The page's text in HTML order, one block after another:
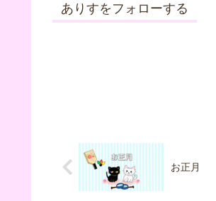
ありすをフォローする
お正月